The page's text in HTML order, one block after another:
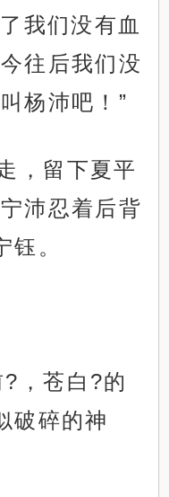
我们没有血
往后我们没
杨沛吧！”
，留下夏平
沛忍着后背
。
，苍白?的
破碎的神